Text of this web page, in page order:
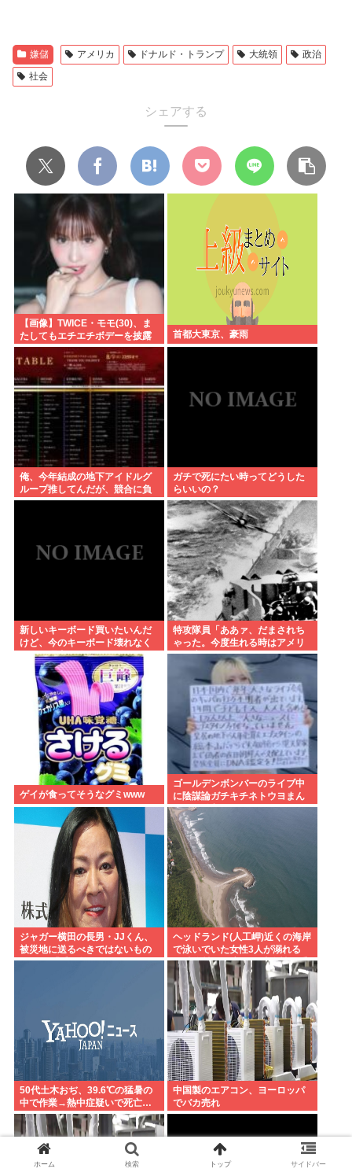
嫌儲 アメリカ ドナルド・トランプ 大統領
政治
社会
シェアする
【画像】TWICE・モモ(30)、ま
たしてもエチエチボデーを披露
www
首都大東京、豪雨
俺、今年結成の地下アイドルグ
ループ推してんだが、競合に負
けてる。
ガチで死にたい時ってどうした
らいいの？
新しいキーボード買いたいんだ
けど、今のキーボード壊れなく
て買う理由が見つからない
特攻隊員「ああァ、だまされち
ゃった。今度生れる時はアメリ
カへ生れるぞ」
ゲイが食ってそうなグミwww
ゴールデンボンバーのライブ中
に陰謀論ガチキチネトウヨまん
さんが乱入www
ジャガー横田の長男・JJくん、
被災地に送るべきではないもの
とは？ 「千羽鶴… めちゃくちゃ
ヘッドランド(人工岬)近くの海岸
で泳いでいた女性3人が溺れる
23歳女性が死亡、24歳女性が重
体
50代土木おぢ、39.6℃の猛暑の
中で作業→熱中症疑いで死亡…
中国製のエアコン、ヨーロッパ
でバカ売れ
ホーム 検索 トップ サイドバー